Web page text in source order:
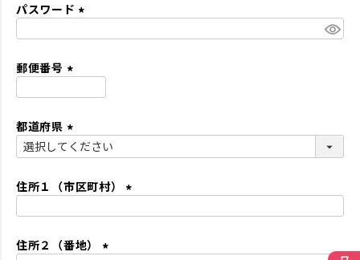
パスワード
郵便番号
須
)
都道府県
(
須
住所１（市区町村）
住所２（番地）